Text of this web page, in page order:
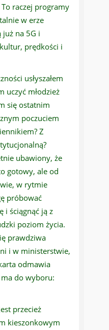
raczej programy
w erze
na 5G i
prędkości i
usłyszałem
uczyć młodzież
się ostatnim
poczuciem
Z
ubawiony, że
gotowy, ale od
w rytmie
próbować
i ściągnąć ją z
poziom życia.
prawdziwa
i w ministerstwie,
odmawia
ma do wyboru:
przecież
kieszonkowym